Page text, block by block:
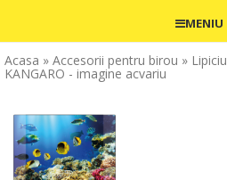
MENIU
Acasa » Accesorii pentru birou »
KANGARO - imagine acvariu